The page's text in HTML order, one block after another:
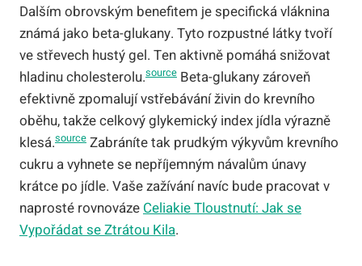
Dalším obrovským benefitem je specifická vláknina
známá jako beta-glukany. Tyto rozpustné látky tvoří
ve střevech hustý gel. Ten aktivně pomáhá snižovat
hladinu cholesterolu.source Beta-glukany zároveň
efektivně zpomalují vstřebávání živin do krevního
oběhu, takže celkový glykemický index jídla výrazně
klesá.source Zabráníte tak prudkým výkyvům krevního
cukru a vyhnete se nepříjemným návalům únavy
krátce po jídle. Vaše zažívání navíc bude pracovat v
naprosté rovnováze Celiakie Tloustnutí: Jak se
Vypořádat se Ztrátou Kila.